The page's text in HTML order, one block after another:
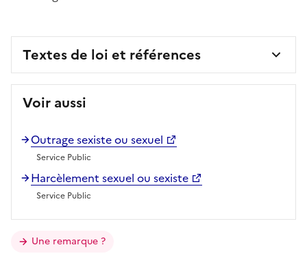
Textes de loi et références
Voir aussi
Outrage sexiste ou sexuel
Service Public
Harcèlement sexuel ou sexiste
Service Public
Une remarque ?